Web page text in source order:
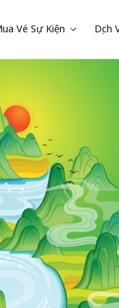
Vé Sự Kiện Dịch